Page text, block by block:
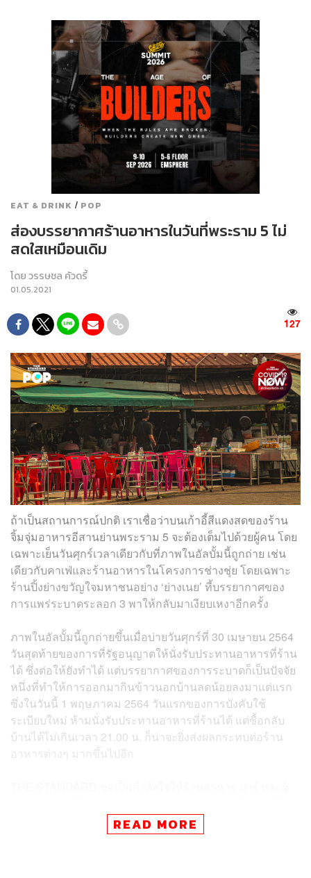
EAT & DRINK / POP
ส่องบรรยากาศร้านอาหารในวันที่พระราม 5 ไม่
สดใสเหมือนเดิม
โดยวรรษชล คัวดรี้
01.05.2021
127
ถ้าเป็นสถานการณ์ปกติ เราเชื่อว่าบนเก้าอี้สีแดงสดของร้าน
จิ้มจุ่มอาหารอีสานย่านพระราม 5 จะต้องเต็มไปด้วยผู้คน โดย
เฉพาะเย็นวันศุกร์เวลาเดียวกับที่ภาพในอัลบั้มนี้ถูกถ่าย เช่น
เดียวกับคาเฟ่และร้านอาหารในโครงการช่างชุ่ย โดยเฉพาะ
ร้านปิ้งย่างขวัญใจมหาชนอย่าง ‘ย่างเนย’ ที้บรรยากาศของ
การแพร่ระบาดระลอก 3 พาให้กลับมาเงียบเหงาอีกครั้ง
ภาพในอัลบั้มนี้ถูกถ่ายขึ้นเมื่อบ่ายวันศุกร์ที่ 30 เมษายน 2564
วันสุดท้ายของการที่รัฐอนุญาตให้นั่งรับประทานอาหารที่ร้าน
ได้ ซึ่งต่อให้ยังทำได้ แต่บรรยากาศของการระบาดก็เป็นปัจจัย
หนึ่งที่ทำให้การออกมากินข้าวนอกบ้านลดน้อยลงมาแต่แรก
ซึ่งในวันนี้ 1 พฤษภาคม 2564 วันแรกของการบังคับใช้
ระเบียบใหม่ ห้ามนั่งรับประทานอาหารที่ร้านได้ แต่ซื้อกลับ
บ้านได้ไม่เกินเวลา 21.00 น. ก็น่าจะยิ่งส่งผลกระทบต่อร้าน
อาหารต่างๆ มากขึ้นไปอีก
READ MORE